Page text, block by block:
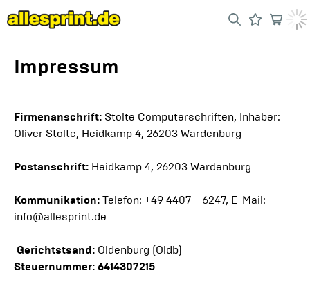
Impressum
Firmenanschrift: Stolte Computerschriften, Inhaber:
Oliver Stolte, Heidkamp 4, 26203 Wardenburg
Postanschrift: Heidkamp 4, 26203 Wardenburg
Kommunikation: Telefon: +49 4407 - 6247, E-Mail:
info@allesprint.de
Gerichtstsand: Oldenburg (Oldb)
Steuernummer: 6414307215